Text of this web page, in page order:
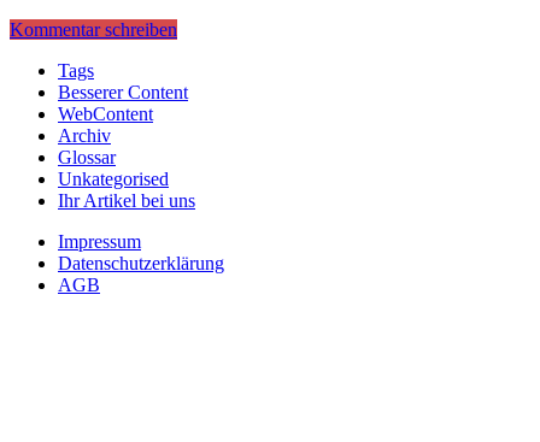
Kommentar schreiben
Tags
Besserer Content
WebContent
Archiv
Glossar
Unkategorised
Ihr Artikel bei uns
Impressum
Datenschutzerklärung
AGB